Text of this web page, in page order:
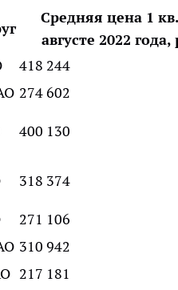
Средняя цена 1
августе 2022 года,
418 244
274 602
400 130
318 374
271 106
310 942
217 181